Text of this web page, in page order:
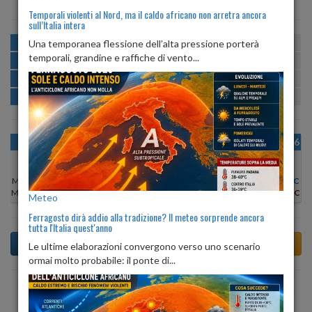
MATTINA min:24º max:29º U:
POMERIGGIO min:29º max:33º
SERA min:25º max:33º U:80% 84%
NOTTE min: 25º max:26º U:82%
OGGI
Min:
29°C
Max:33°C
MAR 11
Min:
Max:32°C
MER 12
Min:29°C
Max:33°C
GIO 13
Min:
28°C
Max:29°C
VEN 14
Max:29°C
SAB 15
Min:28°C
Max:30°C
DOM 16
29°C
Max:31°C
Previsioni del Tempo a Anzola dell'Emilia di dopodomani
Temporali violenti al Nord, ma il caldo africano non arretra ancora
sull’Italia intera
Una temporanea flessione dell’alta pressione porterà
temporali, grandine e raffiche di vento...
Meteo
Ferragosto dirà addio alla tradizione? Il meteo sorprende ancora
tutta l'Italia quest'anno
Le ultime elaborazioni convergono verso uno scenario
ormai molto probabile: il ponte di...